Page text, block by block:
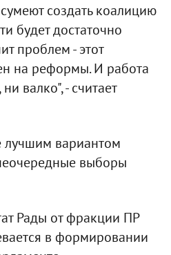
создать коалицию
будет достаточно
проблем - этот
на реформы. И работа
валко", - считает
лучшим вариантом
выборы
Рады от фракции ПР
в формировании